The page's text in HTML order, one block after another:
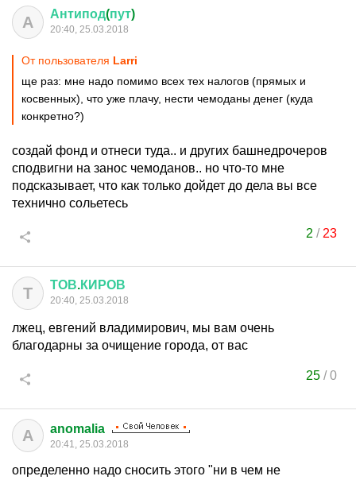
А Антипод(пут)
20:40, 25.03.2018
От пользователя Larri
ще раз: мне надо помимо всех тех налогов (прямых и
косвенных), что уже плачу, нести чемоданы денег (куда
конкретно?)
создай фонд и отнеси туда.. и других башнедрочеров
сподвигни на занос чемоданов.. но что-то мне
подсказывает, что как только дойдет до дела вы все
технично сольетесь
2 / 23
Т ТОВ.КИРОВ
20:40, 25.03.2018
лжец, евгений владимирович, мы вам очень
благодарны за очищение города, от вас
25 /0
A anomalia
20:41, 25.03.2018
определенно надо сносить этого "ни в чем не